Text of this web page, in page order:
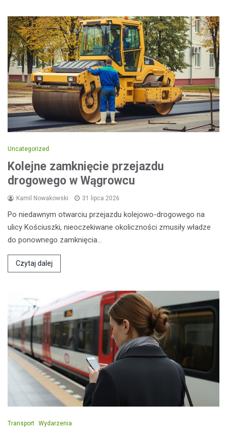
Uncategorized
Kolejne zamknięcie przejazdu
drogowego w Wągrowcu
Kamil Nowakowski 31 lipca 2026
Po niedawnym otwarciu przejazdu kolejowo-drogowego na
ulicy Kościuszki, nieoczekiwane okoliczności zmusiły władze
do ponownego zamknięcia…
Czytaj dalej
Transport Wydarzenia